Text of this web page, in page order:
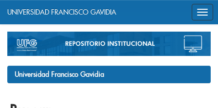
navigation
UNIVERSIDAD FRANCISCO GAVIDIA
Universidad Francisco Gavidia